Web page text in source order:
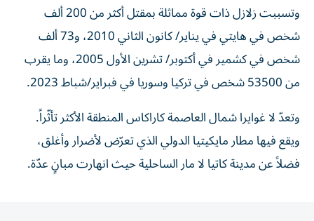
وتسببت زلازل ذات قوة مماثلة بمقتل أكثر من 200 ألف
شخص في هايتي في يناير/ كانون الثاني 2010، و73 ألف
شخص في كشمير في أكتوبر/ تشرين الأول 2005، وما يقرب
من 53500 شخص في تركيا وسوريا في فبراير/شباط 2023.
وتعدّ لا غوايرا شمال العاصمة كاراكاس المنطقة الأكثر تأثّراً.
ويقع فيها مطار مايكيتيا الدولي الذي تعرّض لأضرار وأغلق،
فضلاً عن مدينة كاتيا لا مار الساحلية حيث انهارت مبانٍ عدّة.